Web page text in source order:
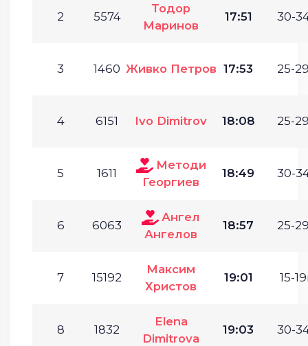
2 5574
Тодор
Маринов
17:51 30-
3 1460 Живко Петров 17:53 25-
4 6151 Ivo Dimitrov 18:08 25-
5 1611
Методи
Георгиев
18:49 30-
6 6063
Ангел
Ангелов
18:57 25-
7 15192
Максим
Христов
19:01 15-
8 1832
Elena
Dimitrova
19:03 30-